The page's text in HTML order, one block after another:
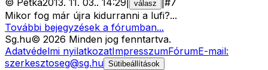
© Petka2013. 11. 03.. 14:29 válasz #7
Mikor fog már újra kidurranni a lufi?...
További bejegyzések a fórumban...
Sg.hu© 2026 Minden jog fenntartva.
Adatvédelmi nyilatkozatImpresszumFórumE-mail:
szerkesztoseg@sg.hu Sütibeállítások